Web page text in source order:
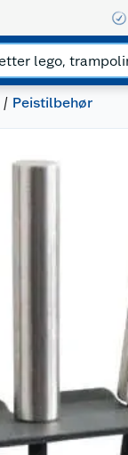
Peistilbehør